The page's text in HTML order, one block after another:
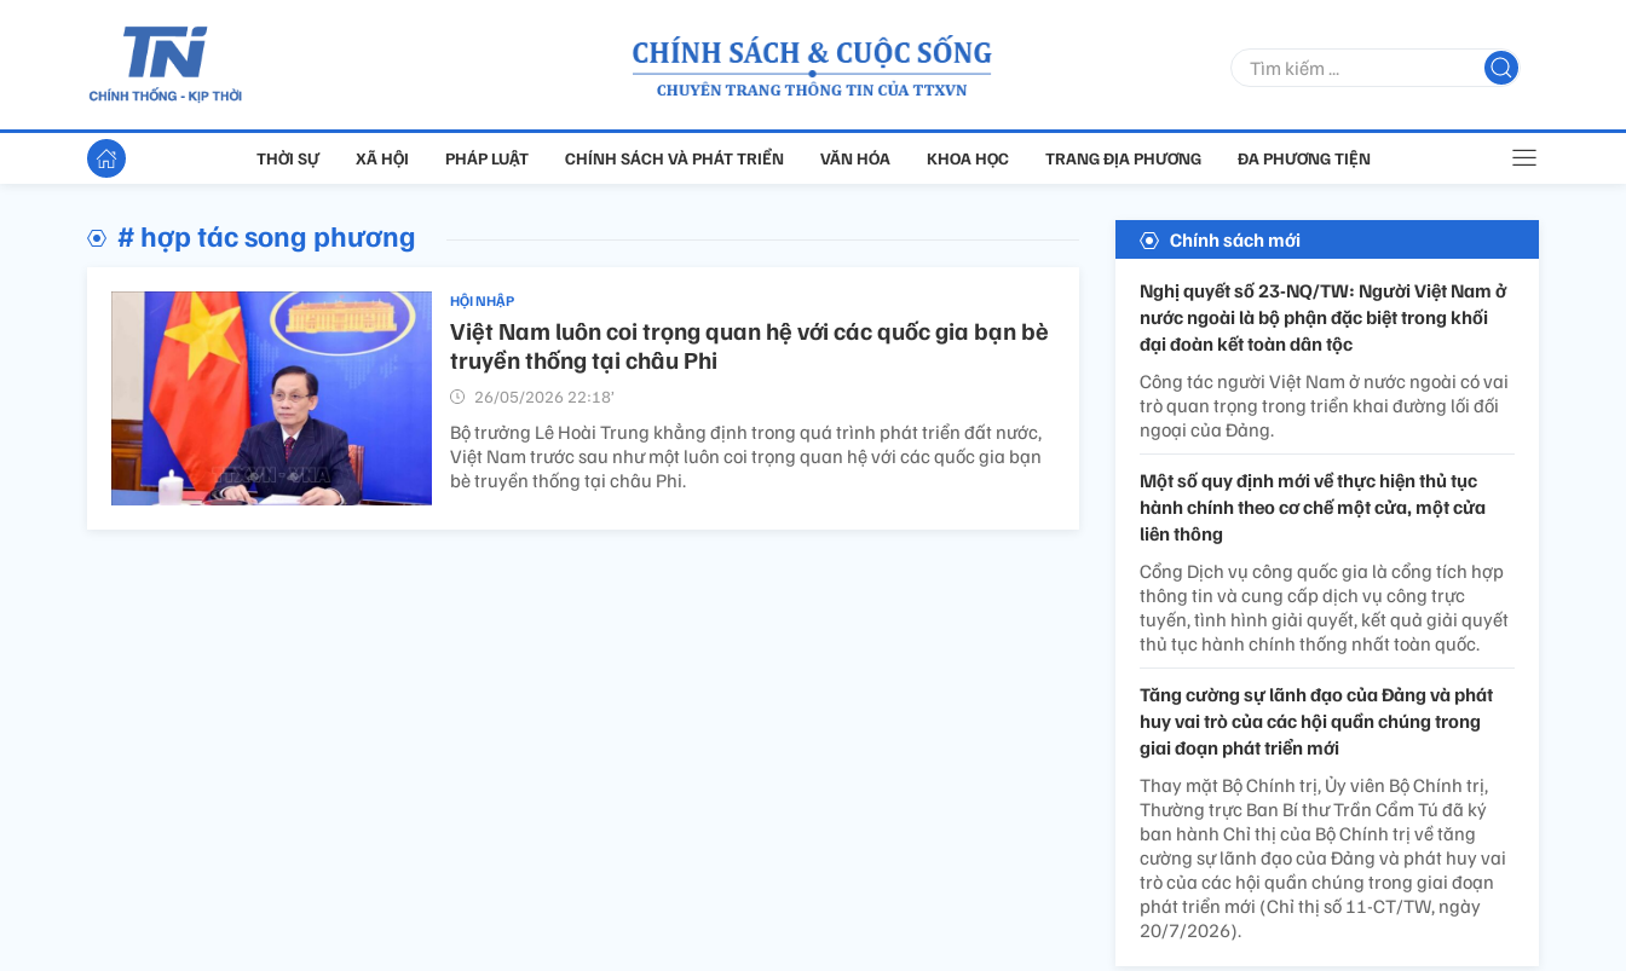
THỜI SỰ XÃ HỘI PHÁP LUẬT CHÍNH SÁCH VÀ PHÁT TRIỂN VĂN HÓA KHOA HỌC TRANG ĐỊA PHƯƠNG ĐA PHƯƠNG TIỆN
# hợp tác song phương
HỘI NHẬP
Việt Nam luôn coi trọng quan hệ với các quốc gia bạn bè
truyền thống tại châu Phi
26/05/2026 22:18’
Bộ trưởng Lê Hoài Trung khẳng định trong quá trình phát triển đất nước,
Việt Nam trước sau như một luôn coi trọng quan hệ với các quốc gia bạn
bè truyền thống tại châu Phi.
Chính sách mới
Nghị quyết số 23-NQ/TW: Người Việt Nam ở
nước ngoài là bộ phận đặc biệt trong khối
đại đoàn kết toàn dân tộc
Công tác người Việt Nam ở nước ngoài có vai
trò quan trọng trong triển khai đường lối đối
ngoại của Đảng.
Một số quy định mới về thực hiện thủ tục
hành chính theo cơ chế một cửa, một cửa
liên thông
Cổng Dịch vụ công quốc gia là cổng tích hợp
thông tin và cung cấp dịch vụ công trực
tuyến, tình hình giải quyết, kết quả giải quyết
thủ tục hành chính thống nhất toàn quốc.
Tăng cường sự lãnh đạo của Đảng và phát
huy vai trò của các hội quần chúng trong
giai đoạn phát triển mới
Thay mặt Bộ Chính trị, Ủy viên Bộ Chính trị,
Thường trực Ban Bí thư Trần Cẩm Tú đã ký
ban hành Chỉ thị của Bộ Chính trị về tăng
cường sự lãnh đạo của Đảng và phát huy vai
trò của các hội quần chúng trong giai đoạn
phát triển mới (Chỉ thị số 11-CT/TW, ngày
20/7/2026).